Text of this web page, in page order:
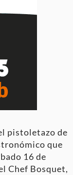
pistoletazo de
que
16 de
Chef Bosquet,